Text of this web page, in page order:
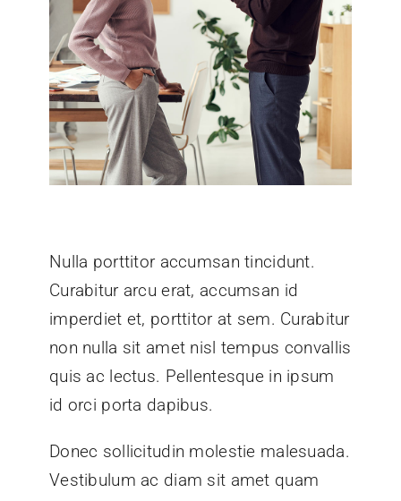
Nulla porttitor accumsan tincidunt.
Curabitur arcu erat, accumsan id
imperdiet et, porttitor at sem. Curabitur
non nulla sit amet nisl tempus convallis
quis ac lectus. Pellentesque in ipsum
id orci porta dapibus.
Donec sollicitudin molestie malesuada.
Vestibulum ac diam sit amet quam